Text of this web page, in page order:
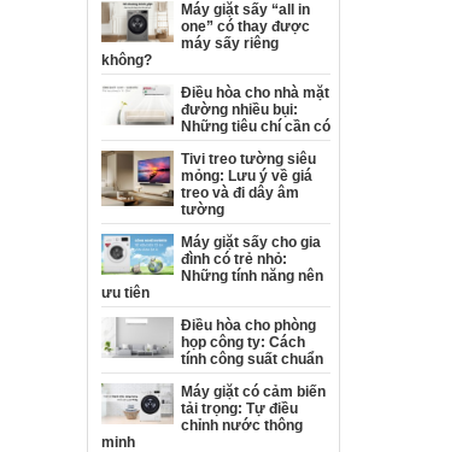
Máy giặt sấy “all in
one” có thay được
máy sấy riêng
không?
Điều hòa cho nhà mặt
đường nhiều bụi:
Những tiêu chí cần có
Tivi treo tường siêu
mỏng: Lưu ý về giá
treo và đi dây âm
tường
Máy giặt sấy cho gia
đình có trẻ nhỏ:
Những tính năng nên
ưu tiên
Điều hòa cho phòng
họp công ty: Cách
tính công suất chuẩn
Máy giặt có cảm biến
tải trọng: Tự điều
chỉnh nước thông
minh